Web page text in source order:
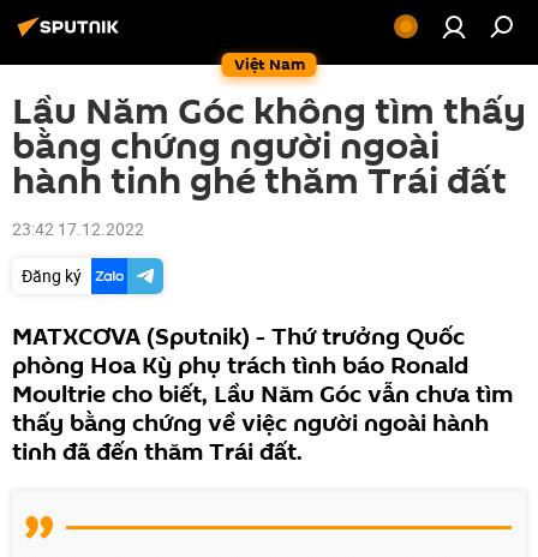
Việt Nam
Lầu Năm Góc không tìm thấy
bằng chứng người ngoài
hành tinh ghé thăm Trái đất
23:42 17.12.2022
Đăng ký
MATXCƠVA (Sputnik) - Thứ trưởng Quốc
phòng Hoa Kỳ phụ trách tình báo Ronald
Moultrie cho biết, Lầu Năm Góc vẫn chưa tìm
thấy bằng chứng về việc người ngoài hành
tinh đã đến thăm Trái đất.